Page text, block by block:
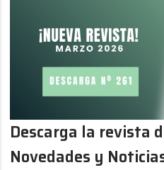
Descarga la revista
Novedades y